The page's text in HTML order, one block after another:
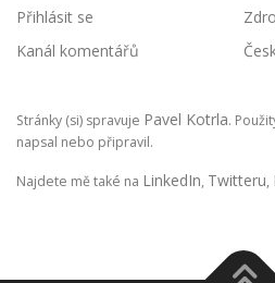
Přihlásit se
Kanál komentářů
Stránky (si) spravuje Pavel Kotrla.
napsal nebo připravil.
Najdete mě také na LinkedIn, Twitteru,